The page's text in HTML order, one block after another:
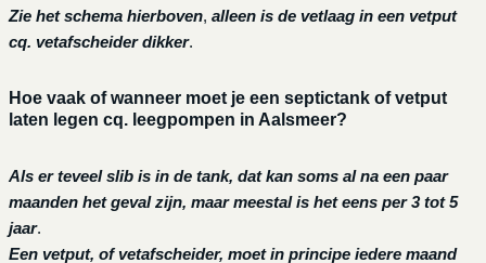
Zie het schema hierboven, alleen is de vetlaag in een vetput
cq. vetafscheider dikker.
Hoe vaak of wanneer moet je een septictank of vetput
laten legen cq. leegpompen in Aalsmeer?
Als er teveel slib is in de tank, dat kan soms al na een paar
maanden het geval zijn, maar meestal is het eens per 3 tot 5
jaar.
Een vetput, of vetafscheider, moet in principe iedere maand